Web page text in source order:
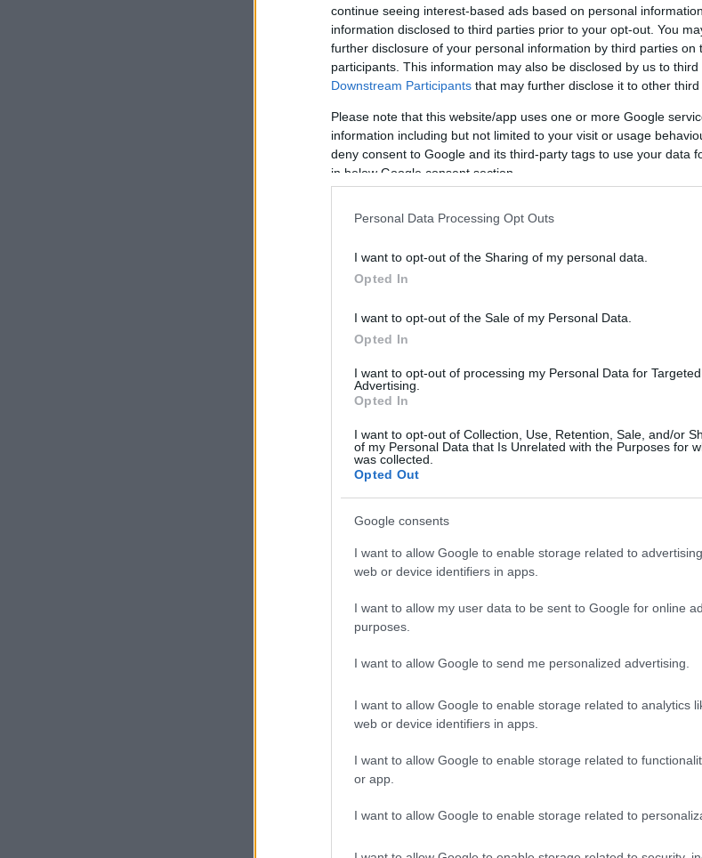
continue seeing interest-based ads based on personal
information disclosed to third parties prior to your opt-out. You
further disclosure of your personal information by third parties on
participants. This information may also be disclosed by us to
Downstream Participants that may further disclose it to other third
Please note that this website/app uses one or more Google
information including but not limited to your visit or usage
deny consent to Google and its third-party tags to use your data
in below Google consent section.
Personal Data Processing Opt Outs
I want to opt-out of the Sharing of my personal data.
Opted In
I want to opt-out of the Sale of my Personal Data.
Opted In
I want to opt-out of processing my Personal Data for Targeted
Advertising.
Opted In
I want to opt-out of Collection, Use, Retention, Sale, and/or
of my Personal Data that Is Unrelated with the Purposes for
was collected.
Opted Out
Google consents
I want to allow Google to enable storage related to
web or device identifiers in apps.
I want to allow my user data to be sent to Google for online
purposes.
I want to allow Google to send me personalized advertising.
I want to allow Google to enable storage related to analytics
web or device identifiers in apps.
I want to allow Google to enable storage related to
or app.
I want to allow Google to enable storage related to